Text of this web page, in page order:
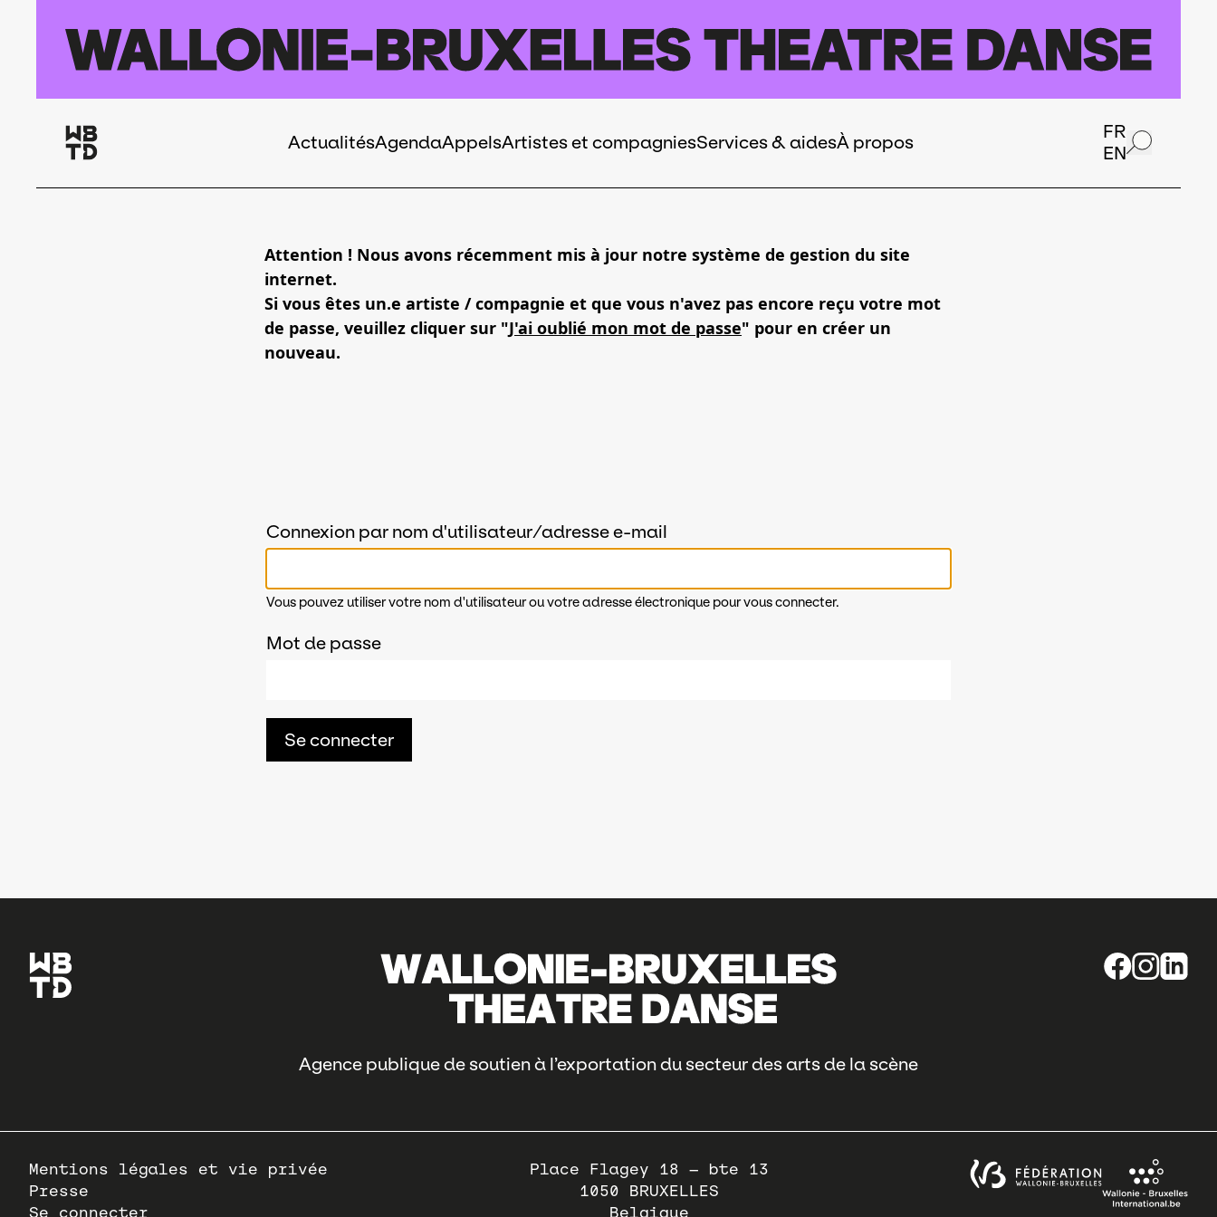
Navigation
ActualitésAgendaAppelsArtistes et compagniesServices & aidesÀ propos
FR
EN
Attention ! Nous avons récemment mis à jour notre système de gestion du site
internet.
Si vous êtes un.e artiste / compagnie et que vous n'avez pas encore reçu votre mot
de passe, veuillez cliquer sur "J'ai oublié mon mot de passe" pour en créer un
nouveau.
Connexion par nom d'utilisateur/adresse e-mail
Vous pouvez utiliser votre nom d'utilisateur ou votre adresse électronique pour vous connecter.
Mot de passe
Agence publique de soutien à l’exportation du secteur des arts de la scène
Pied
de
page
Mentions légales et vie privée
Presse
Se connecter
Place Flagey 18 – bte 13
1050
BRUXELLES
Belgique